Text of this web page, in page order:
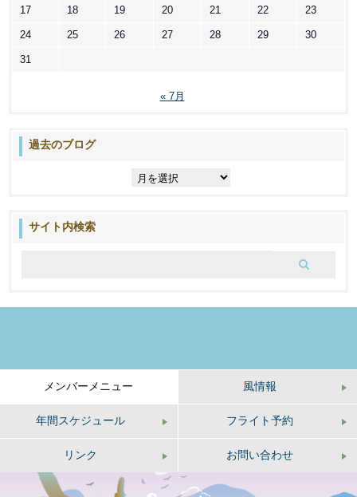
17 18 19 20 21 22 23
24 25 26 27 28 29 30
31
« 7月
過去のブログ
サイト内検索
メンバーメニュー 風情報
年間スケジュール フライト予約
リンク お問い合わせ